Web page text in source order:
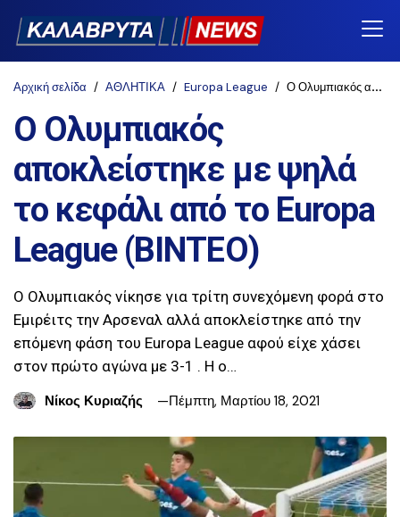
Αρχική σελίδα ΑΘΛΗΤΙΚΑ Europa League Ο Ολυμπιακός αποκλείστηκε με ψηλά το κεφάλι από το Europa League (ΒΙΝΤΕΟ)
Ο Ολυμπιακός
αποκλείστηκε με ψηλά
το κεφάλι από το Europa
League (ΒΙΝΤΕΟ)
Ο Ολυμπιακός νίκησε για τρίτη συνεχόμενη φορά στο
Εμιρέιτς την Αρσεναλ αλλά αποκλείστηκε από την
επόμενη φάση του Europa League αφού είχε χάσει
στον πρώτο αγώνα με 3-1 . Η ο…
Νίκος Κυριαζής
Πέμπτη, Μαρτίου 18, 2021